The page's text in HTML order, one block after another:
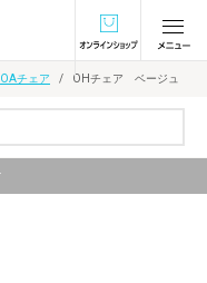
オンラインショ
OAチェア OHチェア ベージュ